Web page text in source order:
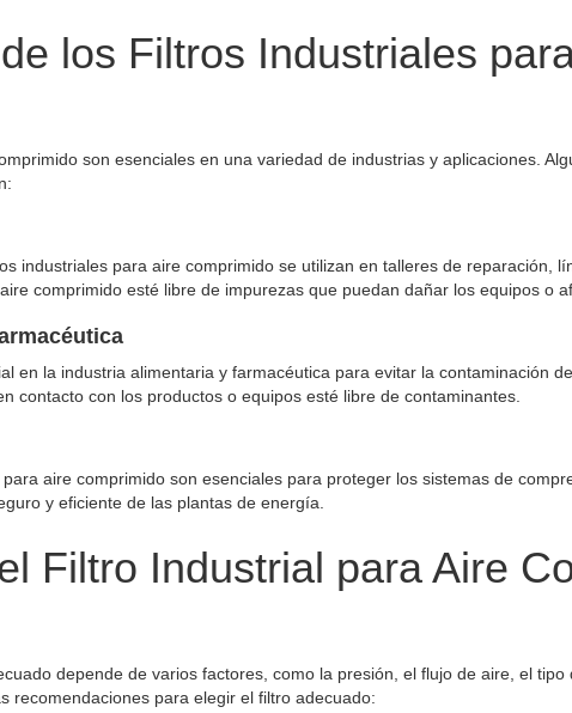
los Filtros Industriales
son esenciales en una variedad de industrias y aplicaciones.
industriales para aire comprimido se utilizan en talleres de reparación,
comprimido esté libre de impurezas que puedan dañar los equipos o
en la industria alimentaria y farmacéutica para evitar la contaminación
contacto con los productos o equipos esté libre de contaminantes.
aire comprimido son esenciales para proteger los sistemas de
y eficiente de las plantas de energía.
Filtro Industrial para Aire
depende de varios factores, como la presión, el flujo de aire, el
recomendaciones para elegir el filtro adecuado: